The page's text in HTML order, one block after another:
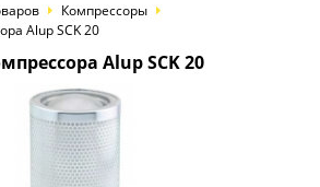
Компрессоры
Alup SCK 20
Alup SCK 20